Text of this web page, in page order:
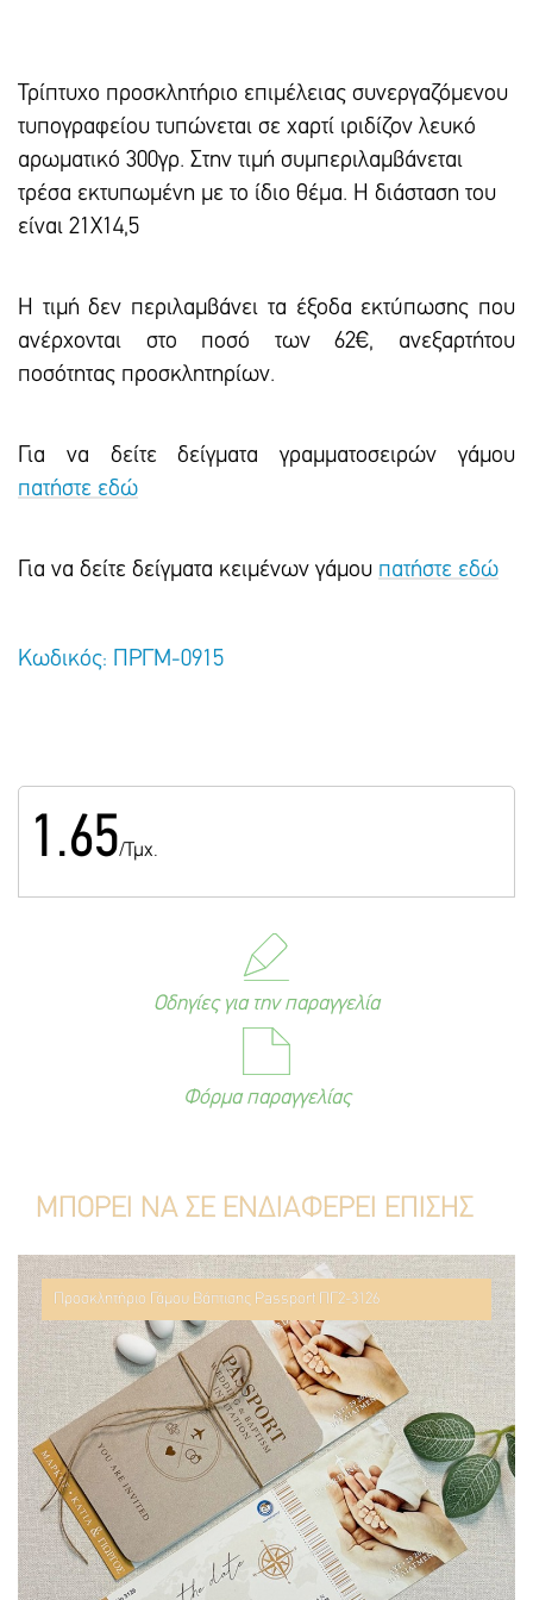
Τρίπτυχο προσκλητήριο επιμέλειας συνεργαζόμενου
τυπογραφείου τυπώνεται σε χαρτί ιριδίζον λευκό
αρωματικό 300γρ. Στην τιμή συμπεριλαμβάνεται
τρέσα εκτυπωμένη με το ίδιο θέμα. Η διάσταση του
είναι 21Χ14,5
Η τιμή δεν περιλαμβάνει τα έξοδα εκτύπωσης που
ανέρχονται στο ποσό των 62€, ανεξαρτήτου
ποσότητας προσκλητηρίων.
Για να δείτε δείγματα γραμματοσειρών γάμου
πατήστε εδώ
Για να δείτε δείγματα κειμένων γάμου πατήστε εδώ
Κωδικός: ΠΡΓΜ-0915
1.65/Τμχ.
Οδηγίες για την παραγγελία
Φόρμα παραγγελίας
ΜΠΟΡΕΙ ΝΑ ΣΕ ΕΝΔΙΑΦΕΡΕΙ ΕΠΙΣΗΣ
Προσκλητήριο Γάμου Βάπτισης Passport ΠΓ2-3126